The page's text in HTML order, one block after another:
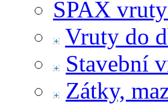
SPAX
Vruty do
Stavební
Zátky,